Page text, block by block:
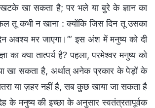
खटके खा सकता है; पर भले या बुरे के ज्ञान का
तू कभी न खाना : क्योंकि जिस दिन तू उसका
अवश्य मर जाएगा।’” इस अंश में मनुष्य को दी
का क्या तात्पर्य है? पहला, परमेश्वर मनुष्य को
खा सकता है, अर्थात् अनेक प्रकार के पेड़ों के
या ज़हर नहीं है, सब कुछ खाया जा सकता है
के मनुष्य की इच्छा के अनुसार स्वतंत्रतापूर्वक